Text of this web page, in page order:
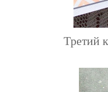
Третий